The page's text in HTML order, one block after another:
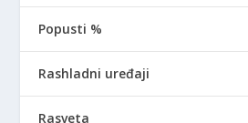
Popusti %
Rashladni uređaji
Rasveta